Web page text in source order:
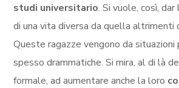
studi universitario. Si vuole, così,
di una vita diversa da quella altrimenti
Queste ragazze vengono da situazioni
spesso drammatiche. Si mira, al di là
formale, ad aumentare anche la loro